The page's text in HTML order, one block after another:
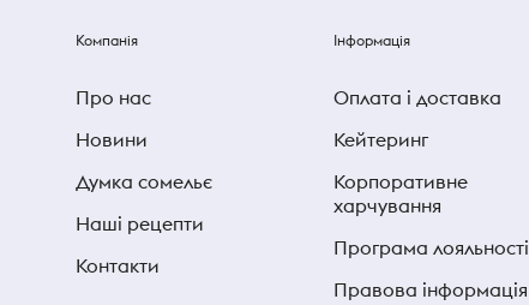
Компанія
Про нас
Новини
Думка сомельє
Наші рецепти
Контакти
Інформація
Оплата і доставка
Кейтеринг
Корпоративне
харчування
Програма лояльності
Правова інформація